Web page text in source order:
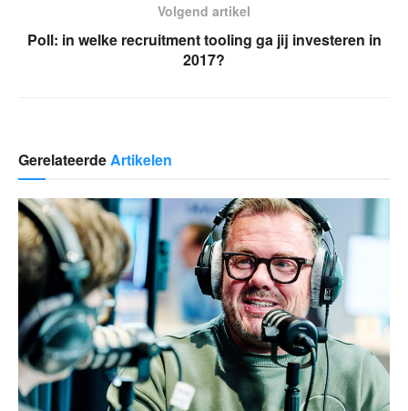
Volgend artikel
Poll: in welke recruitment tooling ga jij investeren in
2017?
GerelateerdeArtikelen